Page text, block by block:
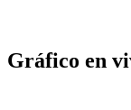
Gráfico en